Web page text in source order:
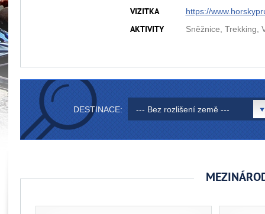
VIZITKA
https://
AKTIVITY
Sněžnice, Trekking,
DESTINACE: --- Bez rozlišení země ---